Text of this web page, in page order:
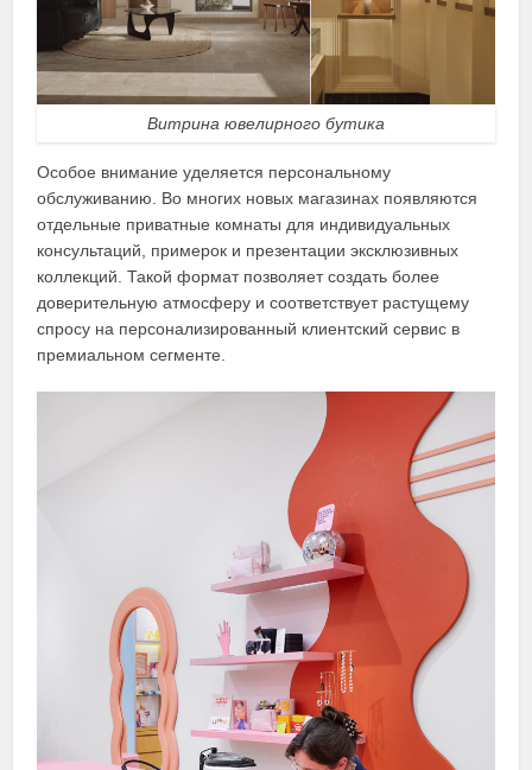
Витрина ювелирного бутика
Особое внимание уделяется персональному
обслуживанию. Во многих новых магазинах появляются
отдельные приватные комнаты для индивидуальных
консультаций, примерок и презентации эксклюзивных
коллекций. Такой формат позволяет создать более
доверительную атмосферу и соответствует растущему
спросу на персонализированный клиентский сервис в
премиальном сегменте.